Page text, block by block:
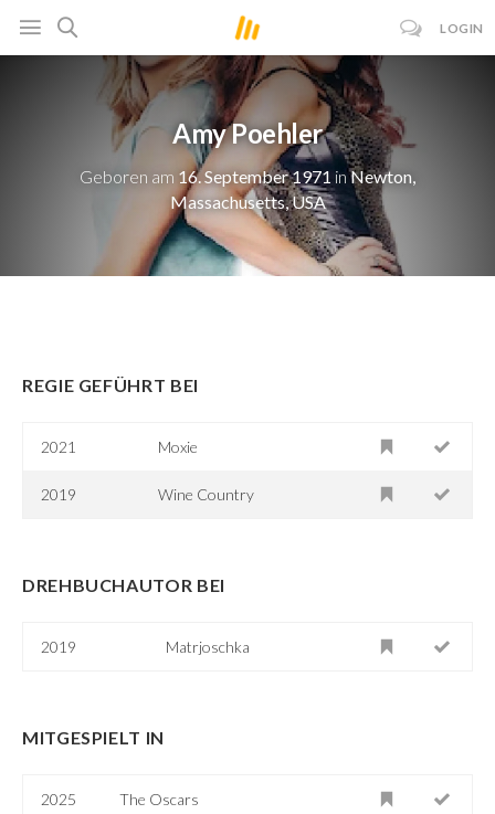
LOGIN
Amy Poehler
Geboren am 16. September 1971 inNewton,
Massachusetts, USA
REGIE GEFÜHRT BEI
2021 Moxie
2019 Wine Country
DREHBUCHAUTOR BEI
2019 Matrjoschka
MITGESPIELT IN
2025 The Oscars